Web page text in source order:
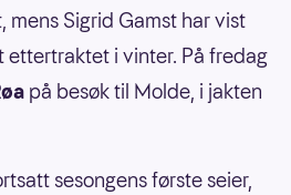
mens Sigrid Gamst har vist
i vinter. På fredag
på besøk til Molde, i jakten
sesongens første seier,